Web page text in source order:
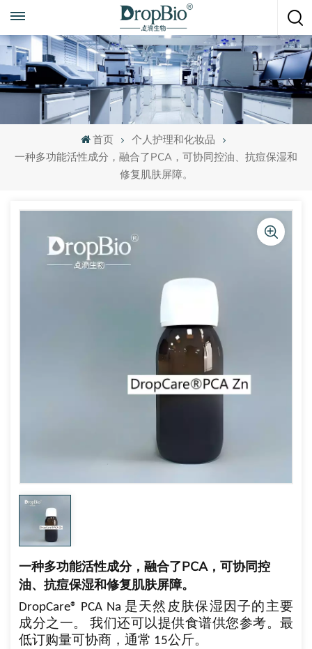
+86 15951008670
首页
个人护理和化妆品
一种多功能活性成分，融合了PCA，可协同控油、抗痘保湿和
修复肌肤屏障。
一种多功能活性成分，融合了PCA，可协同控
油、抗痘保湿和修复肌肤屏障。
DropCare® PCA Na 是天然皮肤保湿因子的主要
成分之一。 我们还可以提供食谱供您参考。最
低订购量可协商，通常 15公斤。